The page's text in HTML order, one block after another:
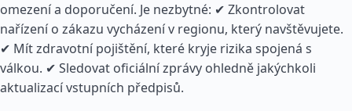
omezení a doporučení. Je nezbytné: ✔ Zkontrolovat
nařízení o zákazu vycházení v regionu, který navštěvujete.
✔ Mít zdravotní pojištění, které kryje rizika spojená s
válkou. ✔ Sledovat oficiální zprávy ohledně jakýchkoli
aktualizací vstupních předpisů.